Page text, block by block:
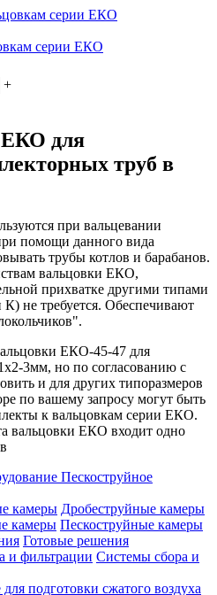
серии ЕКО
+
ЕКО для
труб в
при вальцевании
помощи данного вида
трубы котлов и барабанов.
вальцовки ЕКО,
прихватке другими типами
не требуется. Обеспечивают
ЕКО-45-47 для
3мм, но по согласованию с
и для других типоразмеров
по вашему запросу могут быть
к вальцовкам серии ЕКО.
вальцовки ЕКО входит одно
Пескоструйное
Дробеструйные камеры
Пескоструйные камеры
Готовые решения
Системы сбора и